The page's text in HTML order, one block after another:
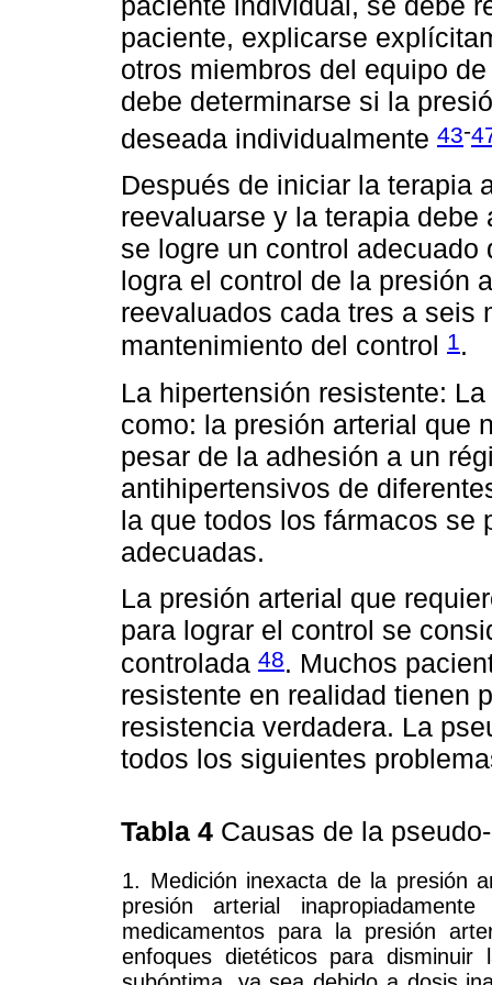
paciente, explicarse
otros miembros del equipo
debe determinarse si la
deseada individualmente 43-
Después de iniciar la terapia
reevaluarse y la terapia
se logre un control
logra el control de la presión
reevaluados cada tres a seis
mantenimiento del control 1.
La hipertensión resistente:
como: la presión arterial que
pesar de la adhesión a un
antihipertensivos de
la que todos los fármacos se
adecuadas.
La presión arterial que
para lograr el control se
controlada 48. Muchos
resistente en realidad tienen
resistencia verdadera. La
todos los siguientes
Tabla 4 Causas de la
1. Medición inexacta de la presión
presión arterial
medicamentos para la presión
enfoques dietéticos para disminuir